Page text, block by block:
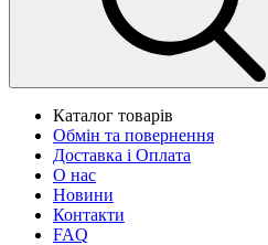
Каталог товарів
Обмін та повернення
Доставка і Оплата
О нас
Новини
Контакти
FAQ